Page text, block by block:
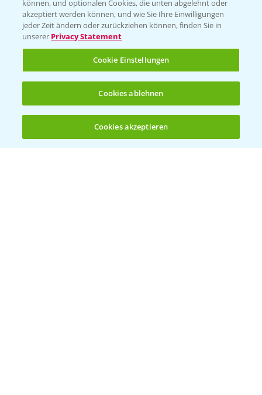
Standortreport Einbeck Erzhausen - DK
Expose, der Großrahmige!
07.08.2024
(noch 4)
können, und optionalen Cookies, die unten abgelehnt oder
akzeptiert werden können, und wie Sie Ihre Einwilligungen
jeder Zeit ändern oder zurückziehen können, finden Sie in
unserer Privacy Statement
Cookie Einstellungen
Cookies ablehnen
Cookies akzeptieren